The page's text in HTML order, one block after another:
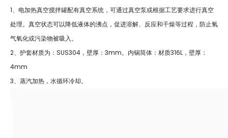
1、电加热真空搅拌罐配有真空系统，可通过真空泵或根据工艺要求进行真空
处理。真空状态可以降低液体的沸点，促进溶解、反应和干燥等过程，防止氧
气氧化或污染物被吸入。
2、护套材质为：SUS304，壁厚：3mm。内锅筒体：材质316L，壁厚：
4mm
3、蒸汽加热，水循环冷却。